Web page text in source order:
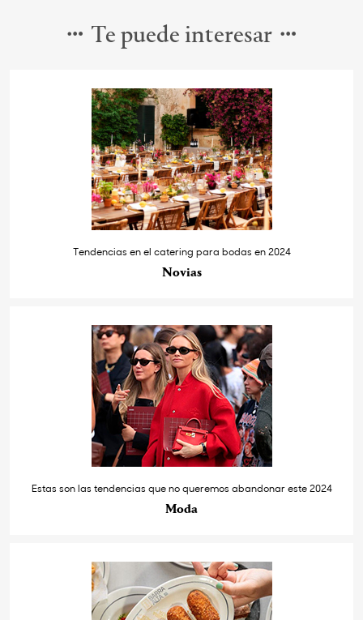
Te puede interesar
Tendencias en el catering para bodas en 2024
Novias
Estas son las tendencias que no queremos abandonar este 2024
Moda